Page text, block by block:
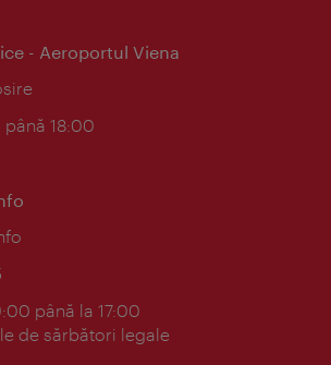
- Aeroportul Viena
18:00
până la 17:00
de sărbători legale